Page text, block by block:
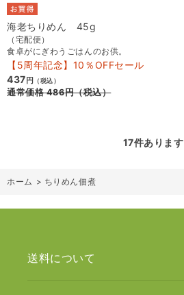
海老ちりめん 45g
（宅配便）
食卓がにぎわうごはんのお供。
【5周年記念】10％OFFセール
437 円 （税込）
通常価格486円（税込）
17件あります
ホーム > ちりめん佃煮
送料について